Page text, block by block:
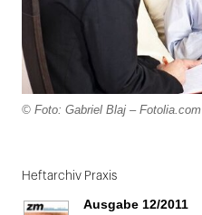
© Foto: Gabriel Blaj – Fotolia.com
1
von
Heftarchiv Praxis
Ausgabe 12/2011